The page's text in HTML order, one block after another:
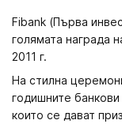
Fibank (Първа
голямата награда
2011 г.
На стилна
годишните банкови
които се дават